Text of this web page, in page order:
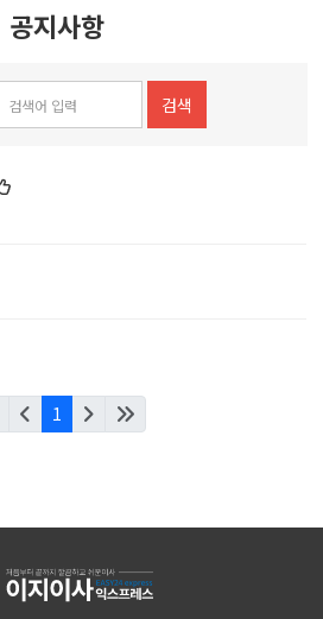
공지사항
검색
1